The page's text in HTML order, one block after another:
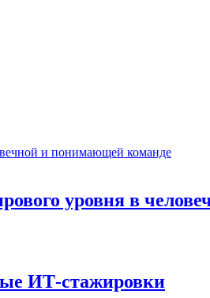
уровня в
ИТ‑стажировки